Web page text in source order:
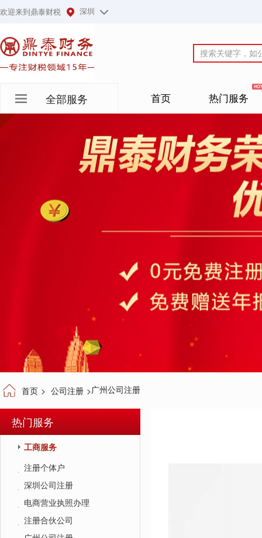
欢迎来到鼎泰财税 深圳
全部服务 首页 热门服务
首页 > 公司注册 >广州公司注册
热门服务
工商服务
注册个体户
深圳公司注册
电商营业执照办理
注册合伙公司